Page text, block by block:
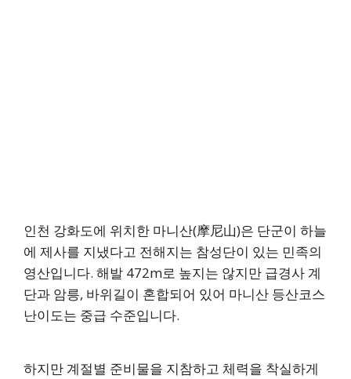
인천 강화도에 위치한 마니산(摩尼山)은 단군이 하늘
에 제사를 지냈다고 전해지는 참성단이 있는 민족의
영산입니다. 해발 472m로 높지는 않지만 급경사 계
단과 암릉, 바위길이 혼합되어 있어 마니산 등산코스
난이도는 중급 수준입니다.
하지만 계절별 준비물을 지참하고 체력을 착실하게